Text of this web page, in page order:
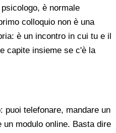
è normale
colloquio non è una
è un incontro in cui tu e il
capite insieme se c'è la
: puoi telefonare, mandare un
un modulo online. Basta dire